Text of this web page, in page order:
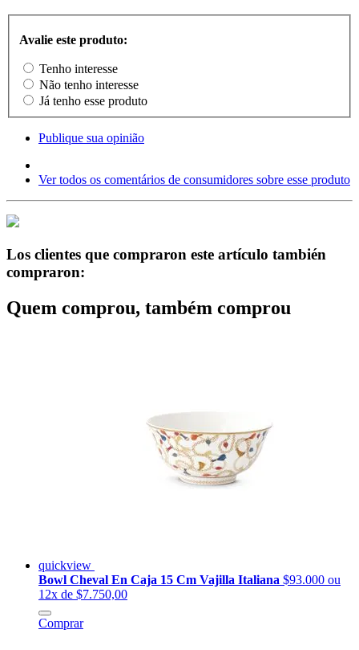
Avalie este produto:
Tenho interesse
Não tenho interesse
Já tenho esse produto
Publique sua opinião
Ver todos os comentários de consumidores sobre esse produto
Los clientes que compraron este artículo también
compraron:
Quem comprou, também comprou
quickview
Bowl Cheval En Caja 15 Cm Vajilla Italiana $93.000 ou
12x de $7.750,00
Comprar